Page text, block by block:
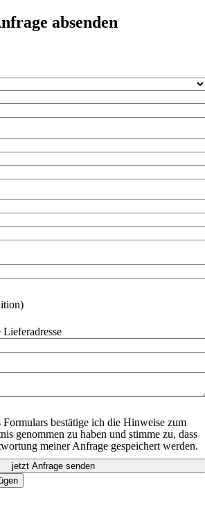
absenden
bestätige ich die Hinweise zum
genommen zu haben und stimme zu, dass
meiner Anfrage gespeichert werden.
jetzt Anfrage senden